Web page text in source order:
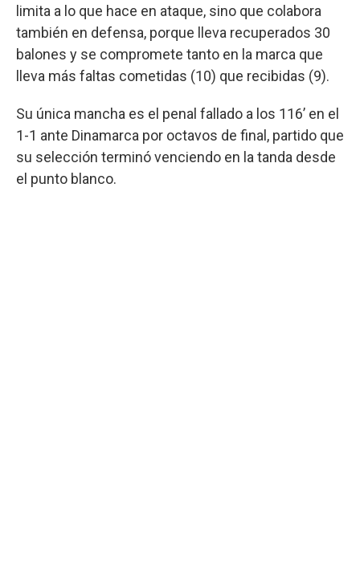
limita a lo que hace en ataque, sino que colabora
también en defensa, porque lleva recuperados 30
balones y se compromete tanto en la marca que
lleva más faltas cometidas (10) que recibidas (9).
Su única mancha es el penal fallado a los 116’ en el
1-1 ante Dinamarca por octavos de final, partido que
su selección terminó venciendo en la tanda desde
el punto blanco.